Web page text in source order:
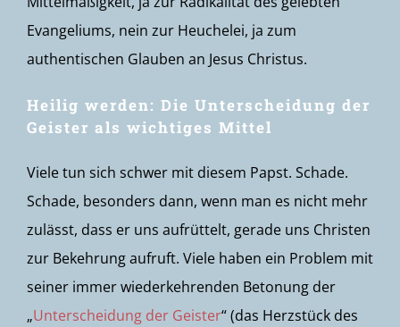
Evangeliums, nein zur Heuchelei, ja zum
authentischen Glauben an Jesus Christus.
Heilig werden: Die Unterscheidung der
Geister als wichtiges Mittel
Viele tun sich schwer mit diesem Papst. Schade.
Schade, besonders dann, wenn man es nicht mehr
zulässt, dass er uns aufrüttelt, gerade uns Christen
zur Bekehrung aufruft. Viele haben ein Problem mit
seiner immer wiederkehrenden Betonung der
„Unterscheidung der Geister“ (das Herzstück des